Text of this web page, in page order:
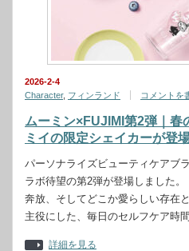
2026-2-4
Character, フィンランド コメントを
ムーミン×FUJIMI第2弾｜春
ミイの限定シェイカーが登
パーソナライズビューティケアブ
ラボ待望の第2弾が登場しました
奔放、そしてどこか愛らしい存在
主役にした、毎日のセルフケア時
詳細を見る